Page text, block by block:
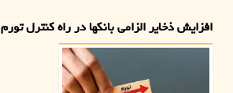
افزایش ذخایر الزامی بانکها در راه کنترل تورم